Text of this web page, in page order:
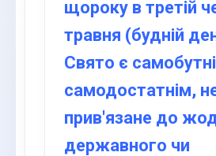
щороку в третій
травня (будній
Свято є
самодостатнім,
прив'язане до
державного чи